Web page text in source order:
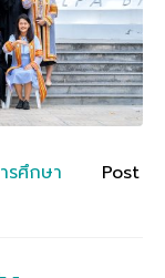
รศึกษา
Post